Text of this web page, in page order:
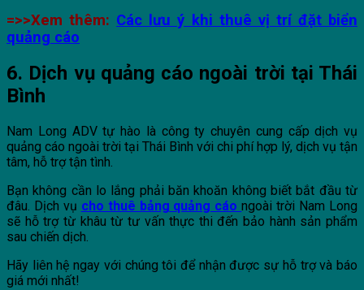
=>>Xem thêm: Các lưu ý khi thuê vị trí đặt biển
quảng cáo
6. Dịch vụ quảng cáo ngoài trời tại Thái
Bình
Nam Long ADV tự hào là công ty chuyên cung cấp dịch vụ
quảng cáo ngoài trời tại Thái Bình với chi phí hợp lý, dịch vụ tận
tâm, hỗ trợ tận tình.
Bạn không cần lo lắng phải băn khoăn không biết bắt đầu từ
đâu. Dịch vụ cho thuê bảng quảng cáongoài trời Nam Long
sẽ hỗ trợ từ khâu từ tư vấn thực thi đến bảo hành sản phẩm
sau chiến dịch.
Hãy liên hệ ngay với chúng tôi để nhận được sự hỗ trợ và báo
giá mới nhất!